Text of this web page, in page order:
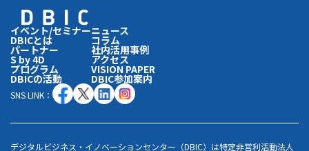
イベント/セミナー
DBICとは
パートナー
S by 4D
プログラム
DBICの活動
ニュース
コラム
社内活用事例
アクセス
VISION PAPER
DBIC参加案内
SNS LINK：
デジタルビジネス・イノベーションセンター（DBIC）は特定非営利活動法人